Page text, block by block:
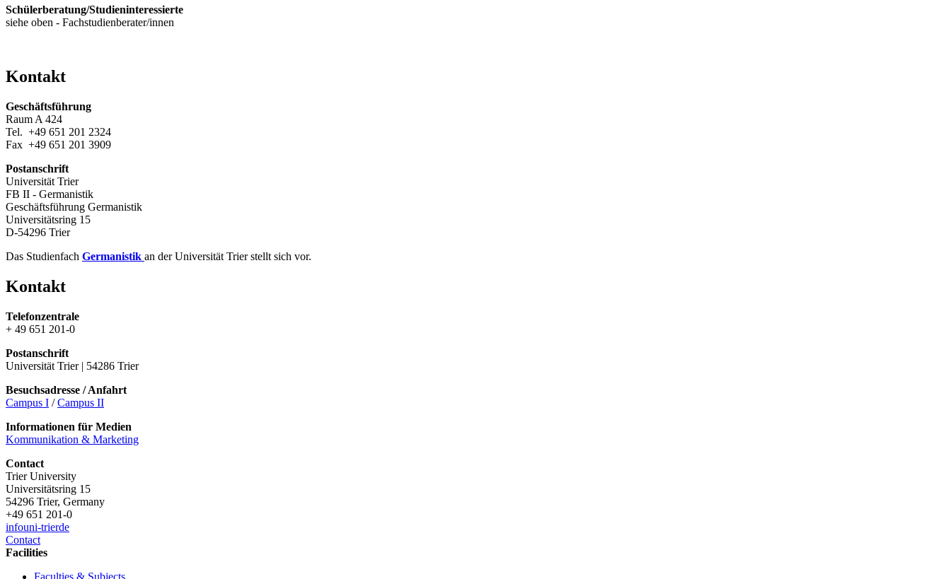
Schülerberatung/Studieninteressierte
siehe oben - Fachstudienberater/innen
Kontakt
Geschäftsführung
Raum A 424
Tel. +49 651 201 2324
Fax +49 651 201 3909
Postanschrift
Universität Trier
FB II - Germanistik
Geschäftsführung Germanistik
Universitätsring 15
D-54296 Trier
Das Studienfach Germanistik an der Universität Trier stellt sich vor.
Kontakt
Telefonzentrale
+ 49 651 201-0
Postanschrift
Universität Trier | 54286 Trier
Besuchsadresse / Anfahrt
Campus I /Campus II
Informationen für Medien
Kommunikation & Marketing
Contact
Trier University
Universitätsring 15
54296 Trier, Germany
+49 651 201-0
infouni-trierde
Contact
Facilities
Faculties & Subjects